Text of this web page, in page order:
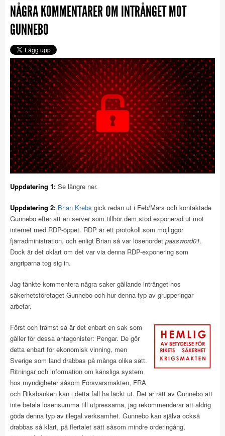
NÅGRA KOMMENTARER OM INTRÅNGET MOT
GUNNEBO
Uppdatering 1: Se längre ner.
Uppdatering 2: Brian Krebs gick redan ut i Feb/Mars och kontaktade
Gunnebo efter att en server som tillhör dem stod exponerad ut mot
internet med RDP-öppet. RDP är ett protokoll som möjliggör
fjärradministration, och enligt Brian så var lösenordet password01.
Dock är det oklart om det var via denna RDP-exponering som
angriparna tog sig in.
Jag tänkte kommentera några saker gällande intrånget hos
säkerhetsföretaget Gunnebo och hur denna typ av grupperingar
arbetar.
Först och främst så är det enbart en sak som
gäller för dessa antagonister: Pengar. De gör
detta enbart för ekonomisk vinning, men
Sverige som land drabbas på många olika sätt.
Ritningar och information om känsliga system
hos myndigheter såsom Försvarsmakten, FRA
och Riksbanken kan i detta fall ha läckt ut. Det är rätt av Gunnebo att
inte betala lösensumma till utpressarna, jag rekommenderar att aldrig
göda denna typ av illegal verksamhet. Gunnebo kan själva också
drabbas så klart, på flertalet sätt såsom mindre orderingång,